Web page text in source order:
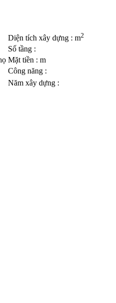
Diện tích xây dựng : m2
Số tầng :
Mặt tiền : m
Công năng :
Năm xây dựng :